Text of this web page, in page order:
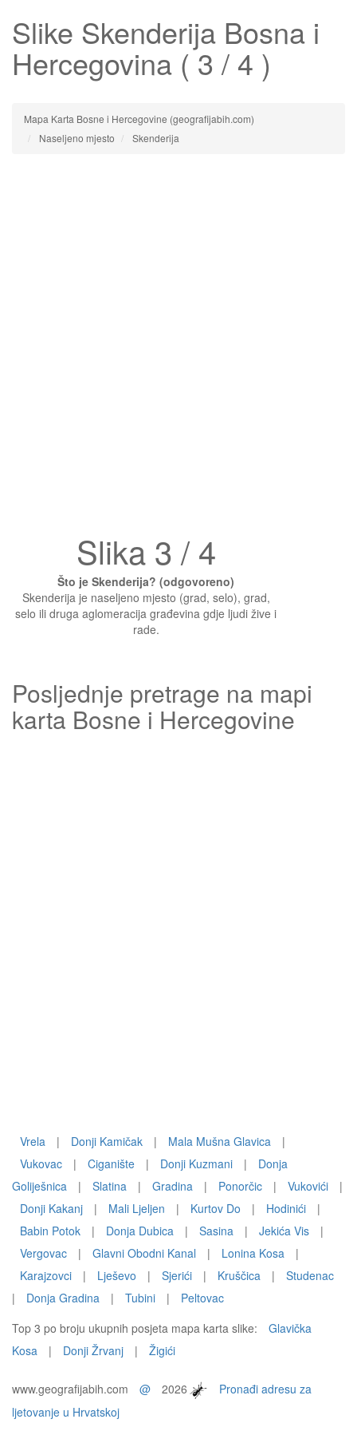
Slike Skenderija Bosna i
Hercegovina ( 3 / 4 )
Mapa Karta Bosne i Hercegovine (geografijabih.com)
Naseljeno mjesto
Skenderija
Slika 3 / 4
Što je Skenderija? (odgovoreno)
Skenderija je naseljeno mjesto (grad, selo), grad,
selo ili druga aglomeracija građevina gdje ljudi žive i
rade.
Posljednje pretrage na mapi
karta Bosne i Hercegovine
Vrela | Donji Kamičak | Mala Mušna Glavica
|
Vukovac
| Ciganište | Donji Kuzmani |
Donja
Goliješnica
| Slatina | Gradina | Ponorčic | Vukovići
|
Donji Kakanj
| Mali Ljeljen | Kurtov Do | Hodinići
|
Babin Potok
| Donja Dubica | Sasina | Jekića Vis
|
Vergovac
| Glavni Obodni Kanal | Lonina Kosa
|
Karajzovci
| Lješevo | Sjerići | Kruščica |
Studenac
|
Donja Gradina | Tubini |
Peltovac
Top 3 po broju ukupnih posjeta mapa karta slike:
Glavička
Kosa
| Donji Žrvanj | Žigići
www.geografijabih.com @ 2026
Pronađi adresu za
ljetovanje u Hrvatskoj